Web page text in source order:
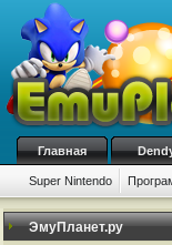
Главная
Super Nintendo
Игры: # A B C D
ЭмуПланет.ру